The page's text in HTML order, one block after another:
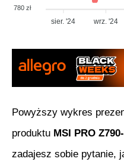
780 zł
sier. '24 wrz. '24
Powyższy wykres
produktu MSI PRO
zadajesz sobie pytanie,